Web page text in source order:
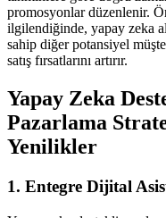
promosyonlar düzenlenir.
ilgilendiğinde, yapay zeka
sahip diğer potansiyel
satış fırsatlarını artırır.
Yapay Zeka
Pazarlama
Yenilikler
1. Entegre Dijital